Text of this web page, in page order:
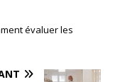
évaluer les